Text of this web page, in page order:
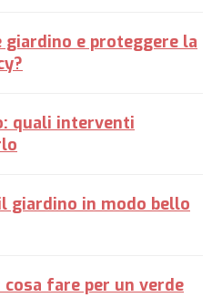
e proteggere la
quali interventi
giardino in modo bello
fare per un verde